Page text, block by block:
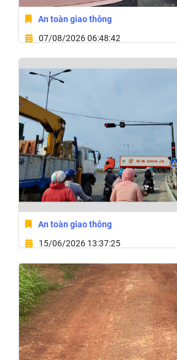
An toàn giao thông
07/08/2026 06:48:42
Phường Tân An, Tỉnh Đắk Lắk
An toàn giao thông
15/06/2026 13:37:25
Phường Tuy Hòa, Tỉnh Đắk Lắk